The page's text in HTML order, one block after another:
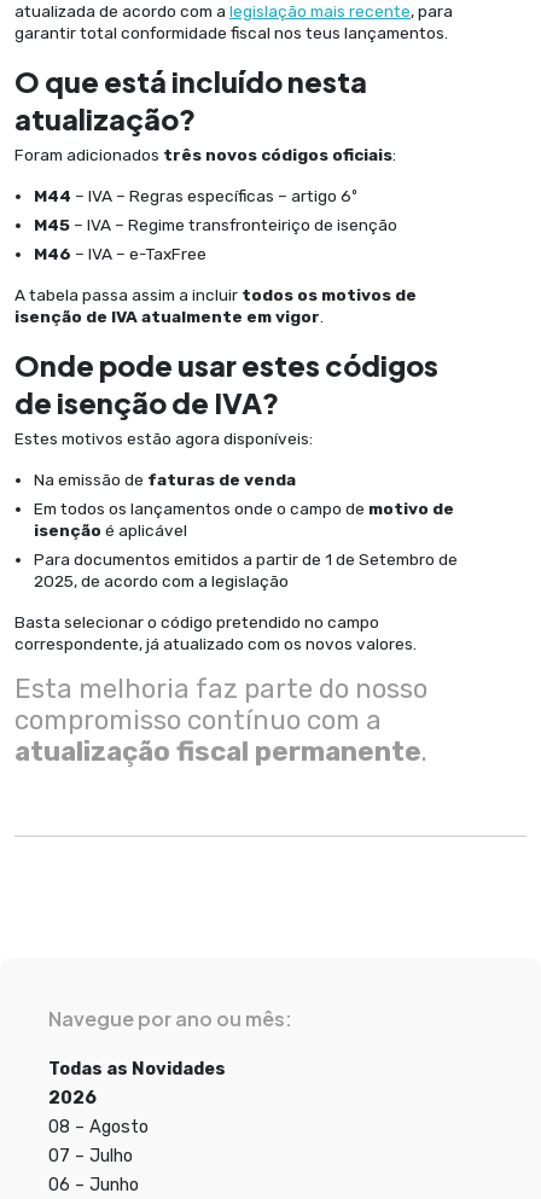
atualizada de acordo com a legislação mais recente, para
garantir total conformidade fiscal nos teus lançamentos.
O que está incluído nesta
atualização?
Foram adicionados três novos códigos oficiais:
M44 – IVA – Regras específicas – artigo 6º
M45 – IVA – Regime transfronteiriço de isenção
M46 – IVA – e-TaxFree
A tabela passa assim a incluir todos os motivos de
isenção de IVA atualmente em vigor
Onde pode usar estes códigos
de isenção de IVA?
Estes motivos estão agora disponíveis:
Na emissão de faturas de venda
Em todos os lançamentos onde o campo de motivo de
isenção é aplicável
Para documentos emitidos a partir de 1 de Setembro de
2025, de acordo com a legislação
Basta selecionar o código pretendido no campo
correspondente, já atualizado com os novos valores.
Esta melhoria faz parte do nosso
compromisso contínuo com a
atualização fiscal permanente.
Navegue por ano ou mês:
Todas as Novidades
2026
08 – Agosto
07 – Julho
06 – Junho